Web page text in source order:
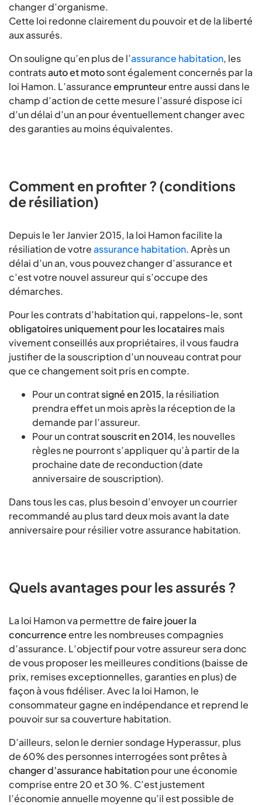
changer d’organisme.
Cette loi redonne clairement du pouvoir et de la liberté
aux assurés.
On souligne qu’en plus de l’assurance habitation, les
contratsauto et motosont également concernés par la
loi Hamon. L’assuranceemprunteurentre aussi dans le
champ d’action de cette mesure l’assuré dispose ici
d’un délai d’un an pour éventuellement changer avec
des garanties au moins équivalentes.
Comment en profiter ? (conditions
de résiliation)
Depuis le 1er Janvier 2015, la loi Hamon facilite la
résiliation de votreassurance habitation. Après un
délai d’un an, vous pouvez changer d’assurance et
c’est votre nouvel assureur qui s’occupe des
démarches.
Pour les contrats d’habitation qui, rappelons-le, sont
obligatoires uniquement pour les locatairesmais
vivement conseillés aux propriétaires, il vous faudra
justifier de la souscription d’un nouveau contrat pour
que ce changement soit pris en compte.
Pour un contratsigné en 2015, la résiliation
prendra effet un mois après la réception de la
demande par l’assureur.
Pour un contratsouscrit en 2014, les nouvelles
règles ne pourront s’appliquer qu’à partir de la
prochaine date de reconduction (date
anniversaire de souscription).
Dans tous les cas, plus besoin d’envoyer un courrier
recommandé au plus tard deux mois avant la date
anniversaire pour résilier votre assurance habitation.
Quels avantages pour les assurés ?
La loi Hamon va permettre defaire jouer la
concurrenceentre les nombreuses compagnies
d’assurance. L’objectif pour votre assureur sera donc
de vous proposer les meilleures conditions (baisse de
prix, remises exceptionnelles, garanties en plus) de
façon à vous fidéliser. Avec la loi Hamon, le
consommateur gagne en indépendance et reprend le
pouvoir sur sa couverture habitation.
D’ailleurs, selon le dernier sondage Hyperassur, plus
de 60% des personnes interrogées sont prêtes à
changer d’assurance habitation pour une économie
comprise entre 20 et 30 %. C’est justement
l’économie annuelle moyenne qu’il est possible de